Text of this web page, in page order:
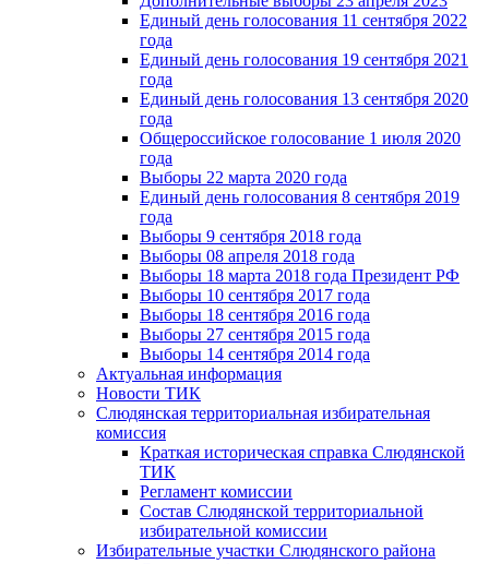
Единый день голосования 11 сентября 2022
года
Единый день голосования 19 сентября 2021
года
Единый день голосования 13 сентября 2020
года
Общероссийское голосование 1 июля 2020
года
Выборы 22 марта 2020 года
Единый день голосования 8 сентября 2019
года
Выборы 9 сентября 2018 года
Выборы 08 апреля 2018 года
Выборы 18 марта 2018 года Президент РФ
Выборы 10 сентября 2017 года
Выборы 18 сентября 2016 года
Выборы 27 сентября 2015 года
Выборы 14 сентября 2014 года
Актуальная информация
Новости ТИК
Слюдянская территориальная избирательная
комиссия
Краткая историческая справка Слюдянской
ТИК
Регламент комиссии
Состав Слюдянской территориальной
избирательной комиссии
Избирательные участки Слюдянского района